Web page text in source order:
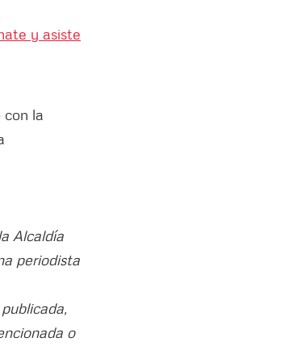
y asiste
la
Alcaldía
periodista
o